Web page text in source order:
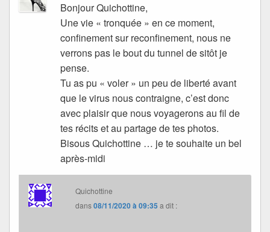
Bonjour Quichottine,
Une vie « tronquée » en ce moment,
confinement sur reconfinement, nous ne
verrons pas le bout du tunnel de sitôt je
pense.
Tu as pu « voler » un peu de liberté avant
que le virus nous contraigne, c’est donc
avec plaisir que nous voyagerons au fil de
tes récits et au partage de tes photos.
Bisous Quichottine … je te souhaite un bel
après-midi
Quichottine
dans08/11/2020 à 09:35 a dit :